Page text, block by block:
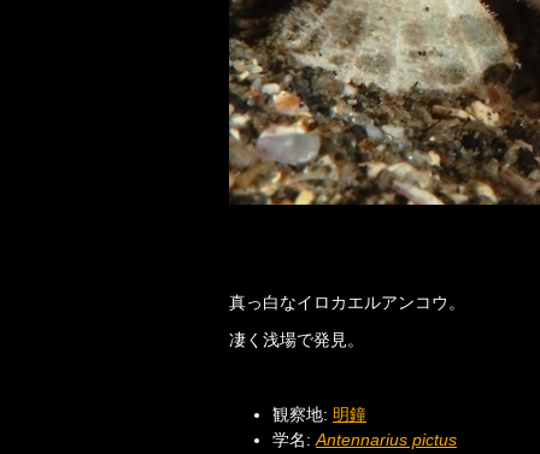
真っ白なイロカエルアンコウ。
凄く浅場で発見。
観察地: 明鐘
学名: Antennarius pictus